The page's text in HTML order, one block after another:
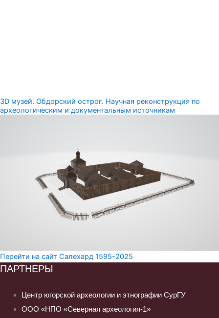
3D музей. Обдорский острог. Научная реконструкция по
археологическим и документальным источникам
Перейти на сайт Салехард 1595-2025
ПАРТНЕРЫ
Центр югорской археологии и этнографии СурГУ
ООО «НПО «Северная археология-1»